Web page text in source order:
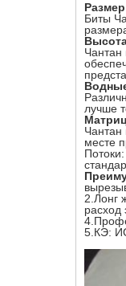
Биты
лучше
Чантан
месте
Потоки:
2.Лонг
расход
5.КЭ: